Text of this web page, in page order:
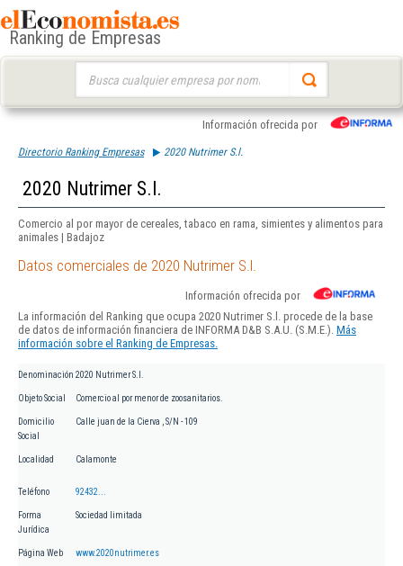
Ranking de Empresas
Información ofrecida por
Directorio Ranking Empresas 2020 Nutrimer S.l.
2020 Nutrimer S.l.
Comercio al por mayor de cereales, tabaco en rama, simientes y alimentos para
animales | Badajoz
Datos comerciales de 2020 Nutrimer S.l.
Información ofrecida por
La información del Ranking que ocupa 2020 Nutrimer S.l. procede de la base
de datos de información financiera de INFORMA D&B S.A.U. (S.M.E.). Más
información sobre el Ranking de Empresas.
Denominación 2020 Nutrimer S.l.
Objeto Social Comercio al por menor de zoosanitarios.
Domicilio
Social
Calle juan de la Cierva , S/N - 109
Localidad Calamonte
Teléfono 92432...
Forma
Jurídica
Sociedad limitada
Página Web www.2020nutrimer.es